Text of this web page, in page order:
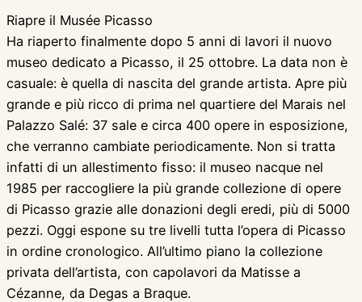
Riapre il Musée Picasso
Ha riaperto finalmente dopo 5 anni di lavori il nuovo
museo dedicato a Picasso, il 25 ottobre. La data non è
casuale: è quella di nascita del grande artista. Apre più
grande e più ricco di prima nel quartiere del Marais nel
Palazzo Salé: 37 sale e circa 400 opere in esposizione,
che verranno cambiate periodicamente. Non si tratta
infatti di un allestimento fisso: il museo nacque nel
1985 per raccogliere la più grande collezione di opere
di Picasso grazie alle donazioni degli eredi, più di 5000
pezzi. Oggi espone su tre livelli tutta l’opera di Picasso
in ordine cronologico. All’ultimo piano la collezione
privata dell’artista, con capolavori da Matisse a
Cézanne, da Degas a Braque.